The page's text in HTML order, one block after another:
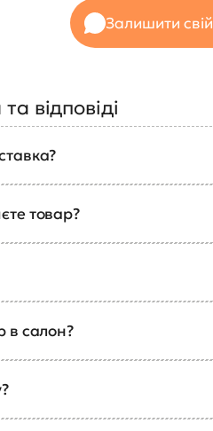
Залишити свій
відповіді
товар?
в салон?